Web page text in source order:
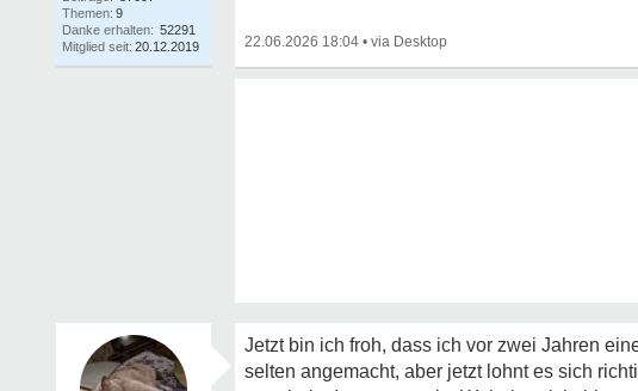
Themen: 9
Danke erhalten: 52291
Mitglied seit: 20.12.2019 22.06.2026 18:04 •
Jetzt bin ich froh, dass ich vor zwei Jahren
selten angemacht, aber jetzt lohnt es sich